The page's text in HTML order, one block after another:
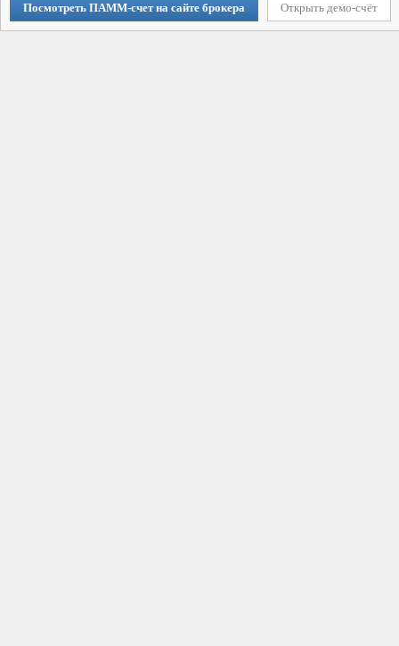
Посмотреть ПАММ-счет на сайте брокера Открыть демо-счёт